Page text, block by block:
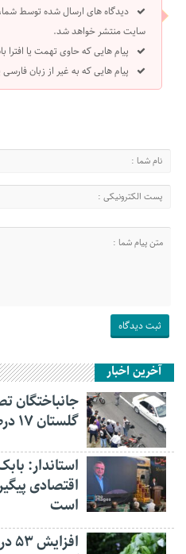
دیدگاه های ارسال شده توسط
سایت منتشر خواهد شد.
پیام هایی که حاوی تهمت یا
پیام هایی که به غیر از زبان
آخرین اخبار
جانباختگان
گلستان ۱۷ درصد کاهش یافت
اقتصادی
است